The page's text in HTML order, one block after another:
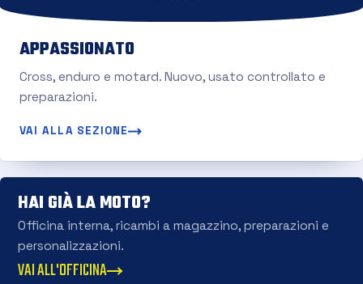
APPASSIONATO
Cross, enduro e motard. Nuovo, usato controllato e
preparazioni.
VAI ALLA SEZIONE
HAI GIÀ LA MOTO?
Officina interna, ricambi a magazzino, preparazioni e
personalizzazioni.
VAI ALL'OFFICINA